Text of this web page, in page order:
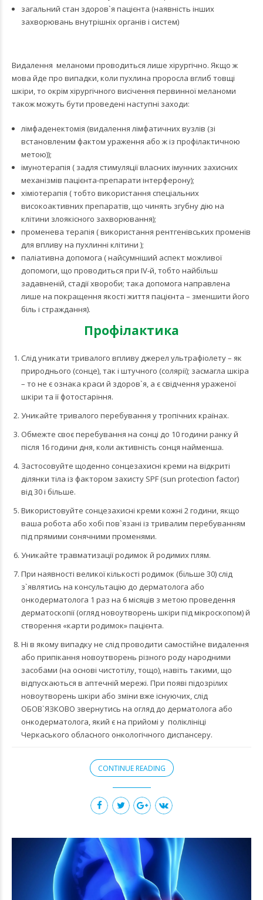
загальний стан здоров`я пацієнта (наявність інших
захворювань внутрішніх органів і систем)
Видалення меланоми проводиться лише хірургічно. Якщо ж
мова йде про випадки, коли пухлина проросла вглиб товщі
шкіри, то окрім хірургічного висічення первинної меланоми
також можуть бути проведені наступні заходи:
лімфаденектомія (видалення лімфатичних вузлів (зі
встановленим фактом ураження або ж із профілактичною
метою));
імунотерапія ( задля стимуляції власних імунних захисних
механізмів пацієнта-препарати інтерферону);
хіміотерапія ( тобто використання спеціальних
високоактивних препаратів, що чинять згубну дію на
клітини злоякісного захворювання);
променева терапія ( використання рентгенівських променів
для впливу на пухлинні клітини );
паліативна допомога ( найсумніший аспект можливої
допомоги, що проводиться при ІV-й, тобто найбільш
задавненій, стадії хвороби; така допомога направлена
лише на покращення якості життя пацієнта – зменшити його
біль і страждання).
Профілактика
Слід уникати тривалого впливу джерел ультрафіолету – як
природнього (сонце), так і штучного (солярії); засмагла шкіра
– то не є ознака краси й здоров`я, а є свідчення ураженої
шкіри та її фотостаріння.
Уникайте тривалого перебування у тропічних країнах.
Обмежте своє перебування на сонці до 10 години ранку й
після 16 години дня, коли активність сонця найменша.
Застосовуйте щоденно сонцезахисні креми на відкриті
ділянки тіла із фактором захисту SPF (sun protection factor)
від 30 і більше.
Використовуйте сонцезахисні креми кожні 2 години, якщо
ваша робота або хобі пов`язані із тривалим перебуванням
під прямими сонячними променями.
Уникайте травматизації родимок й родимих плям.
При наявності великої кількості родимок (більше 30) слід
з`являтись на консультацію до дерматолога або
онкодерматолога 1 раз на 6 місяців з метою проведення
дерматоскопії (огляд новоутворень шкіри під мікроскопом) й
створення «карти родимок» пацієнта.
Ні в якому випадку не слід проводити самостійне видалення
або припікання новоутворень різного роду народними
засобами (на основі чистотілу, тощо), навіть такими, що
відпускаються в аптечній мережі. При появі підозрілих
новоутворень шкіри або зміни вже існуючих, слід
ОБОВ`ЯЗКОВО звернутись на огляд до дерматолога або
онкодерматолога, який є на прийомі у поліклініці
Черкаського обласного онкологічного диспансеру.
CONTINUE READING